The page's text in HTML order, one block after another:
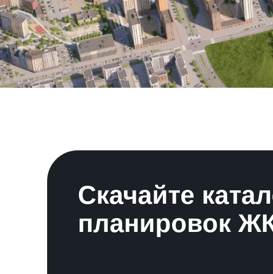
Скачайте
планировок